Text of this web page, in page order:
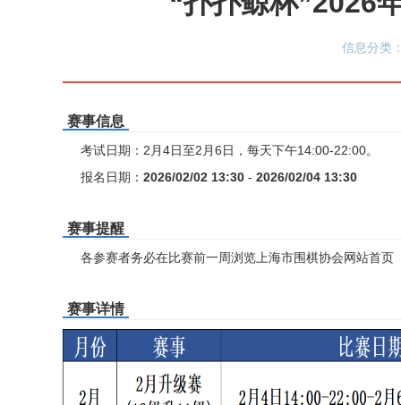
信息分类
赛事信息
考试日期：2月4日至2月6日，每天下午14:00-22:00。
报名日期： 2026/02/02 13:30 - 2026/02/04 13:30
赛事提醒
各参赛者务必在比赛前一周浏览上海市围棋协会网站首
赛事详情